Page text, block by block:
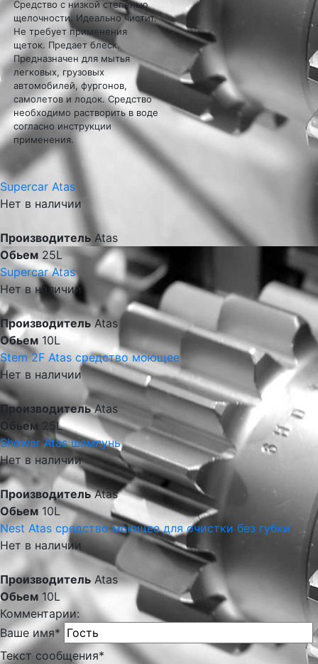
Средство с низкой степенью
щелочности. Идеально чистит.
Не требует применения
щеток. Предает блеск.
Предназначен для мытья
легковых, грузовых
автомобилей, фургонов,
самолетов и лодок. Средство
необходимо растворить в воде
согласно инструкции
применения.
Supercar Atas
Нет в наличии
Производитель Atas
Обьем 25L
Supercar Atas
Нет в наличии
ПроизводительAtas
Обьем 10L
Stem 2F Atas средство моющее
Нет в наличии
ПроизводительAtas
Обьем 25L
Shower Atas шампунь
Нет в наличии
ПроизводительAtas
Обьем 10L
Nest Atas средство моющее для очистки без губки
Нет в наличии
Производитель Atas
Обьем 10L
Комментарии:
Ваше имя*
Текст сообщения*